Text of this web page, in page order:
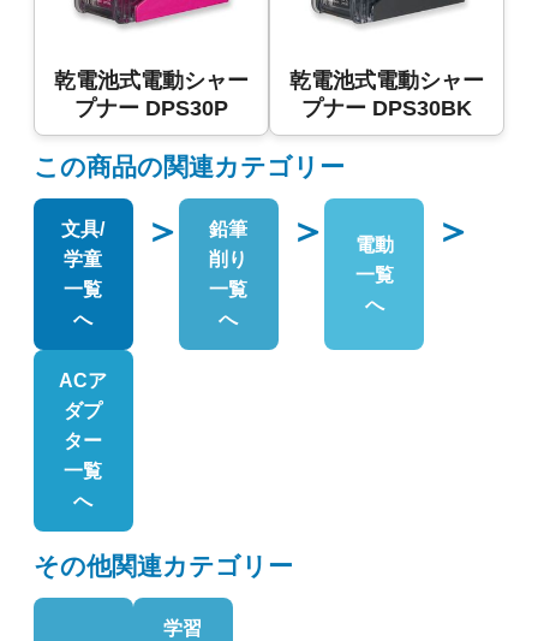
乾電池式電動シャー
プナー DPS30P
乾電池式電動シャー
プナー DPS30BK
この商品の関連カテゴリー
文具/
学童
一覧
へ
＞
鉛筆
削り
一覧
へ
＞
電動
一覧
へ
＞
ACア
ダプ
ター
一覧
へ
その他関連カテゴリー
学習